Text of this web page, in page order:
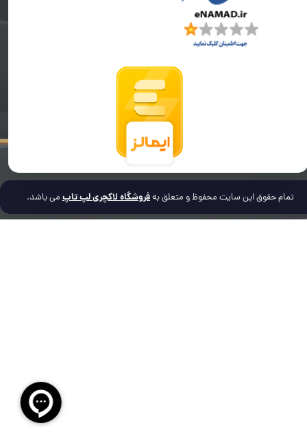
تمام حقوق این سایت محفوظ و متعلق بهفروشگاه لاکچری لپ تاپ می باشد.